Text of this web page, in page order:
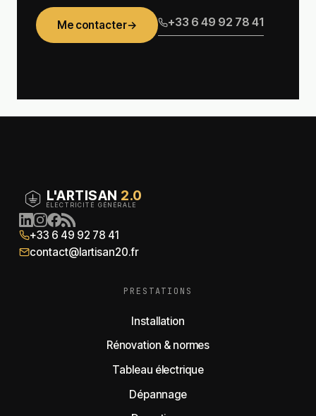
Me contacter→ +33 6 49 92 78 41
L'ARTISAN 2.0
ÉLECTRICITÉ GÉNÉRALE
+33 6 49 92 78 41
contact@lartisan20.fr
PRESTATIONS
Installation
Rénovation & normes
Tableau électrique
Dépannage